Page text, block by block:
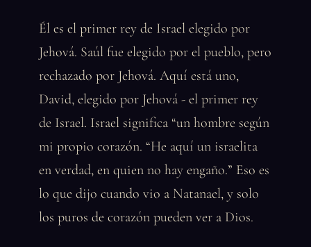
Él es el primer rey de Israel elegido por
Jehová. Saúl fue elegido por el pueblo, pero
rechazado por Jehová. Aquí está uno,
David, elegido por Jehová - el primer rey
de Israel. Israel significa “un hombre según
mi propio corazón. “He aquí un israelita
en verdad, en quien no hay engaño.” Eso es
lo que dijo cuando vio a Natanael, y solo
los puros de corazón pueden ver a Dios.